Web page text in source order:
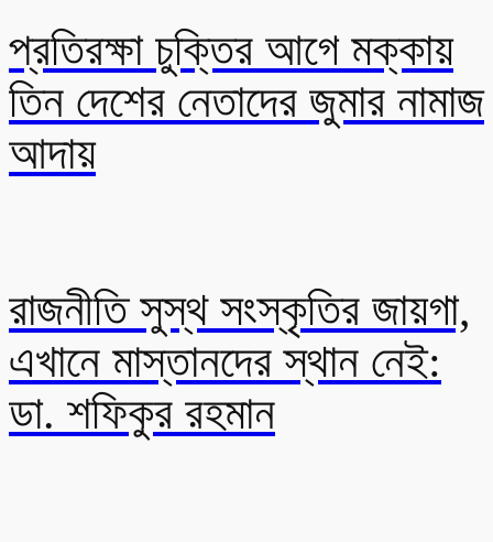
প্রতিরক্ষা চুক্তির আগে মক্কায়
তিন দেশের নেতাদের জুমার নামাজ
আদায়
রাজনীতি সুস্থ সংস্কৃতির জায়গা,
এখানে মাস্তানদের স্থান নেই:
ডা. শফিকুর রহমান